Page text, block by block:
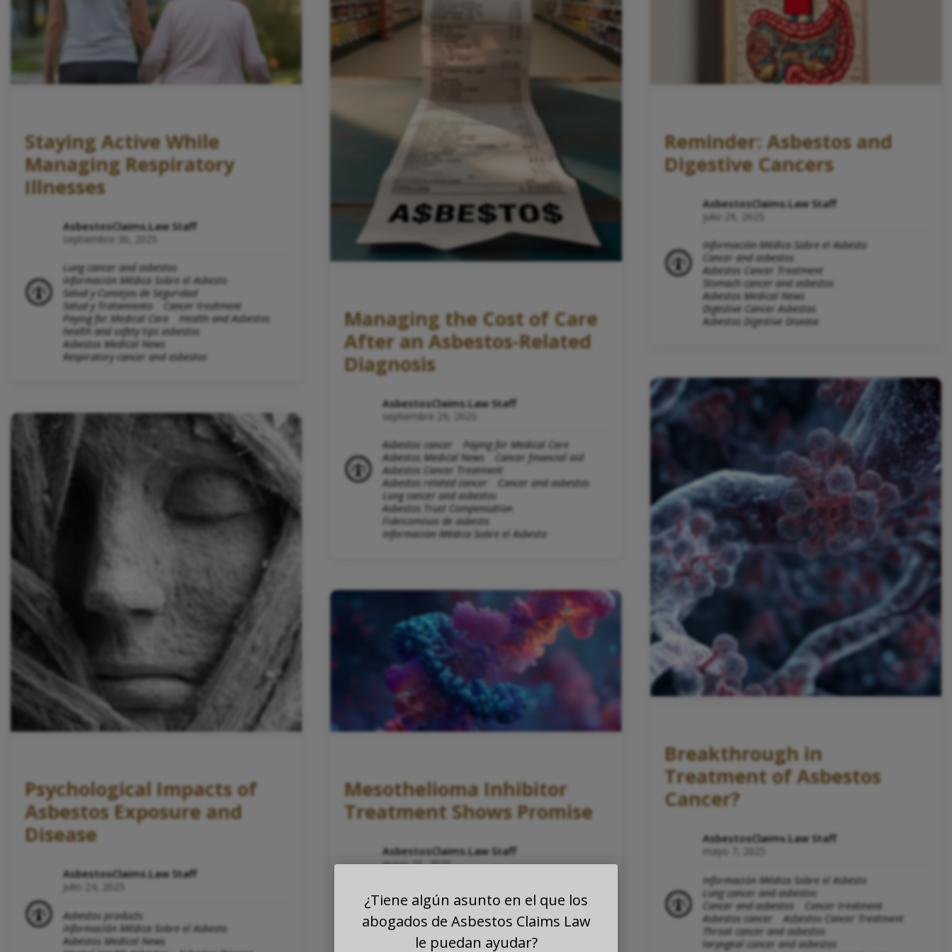
Staying Active While
Managing Respiratory
Illnesses
AsbestosClaims.Law Staff
septiembre 30, 2025
Lung cancer and asbestos
Información Médica Sobre el Asbesto
Salud y Consejos de Seguridad
Salud y Tratamiento
Cancer treatment
Paying for Medical Care
Health and Asbestos
health and safety tips asbestos
Asbestos Medical News
Respiratory cancer and asbestos
Psychological Impacts of
Asbestos Exposure and
Disease
AsbestosClaims.Law Staff
julio 24, 2025
Asbestos products
Información Médica Sobre el Asbesto
Asbestos Medical News
Managing the Cost of Care
After an Asbestos-Related
Diagnosis
AsbestosClaims.Law Staff
septiembre 29, 2025
Asbestos cancer
Paying for Medical Care
Asbestos Medical News
Cancer financial aid
Asbestos Cancer Treatment
Asbestos related cancer
Cancer and asbestos
Lung cancer and asbestos
Asbestos Trust Compensation
Fideicomisos de asbesto
Información Médica Sobre el Asbesto
Mesothelioma Inhibitor
Treatment Shows Promise
AsbestosClaims.Law Staff
mayo 21, 2025
In The News
Noticias de Salud
Información Médica Sobre el Asbesto
Noticias de Asbesto
Cancer and asbestos
Cancer treatment
Asbestos cancer
Mesothelioma treatment
Reminder: Asbestos and
Digestive Cancers
AsbestosClaims.Law Staff
julio 29, 2025
Información Médica Sobre el Asbesto
Cancer and asbestos
Asbestos Cancer Treatment
Stomach cancer and asbestos
Asbestos Medical News
Digestive Cancer Asbestos
Asbestos Digestive Disease
Breakthrough in
Treatment of Asbestos
Cancer?
AsbestosClaims.Law Staff
mayo 7, 2025
Información Médica Sobre el Asbesto
Lung cancer and asbestos
Cancer and asbestos
Cancer treatment
Asbestos cancer
Asbestos Cancer Treatment
Throat cancer and asbestos
laryngeal cancer and asbestos
¿Tiene algún asunto en el que los
abogados de Asbestos Claims Law
le puedan ayudar?